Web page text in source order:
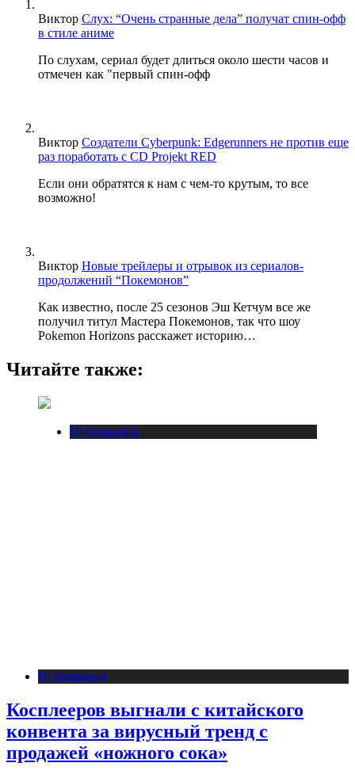
Виктор Слух: “Очень странные дела” получат спин-офф
в стиле аниме
По слухам, сериал будет длиться около шести часов и
отмечен как "первый спин-офф
Виктор Создатели Cyberpunk: Edgerunners не против еще
раз поработать с CD Projekt RED
Если они обратятся к нам с чем-то крутым, то все
возможно!
Виктор Новые трейлеры и отрывок из сериалов-
продолжений “Покемонов”
Как известно, после 25 сезонов Эш Кетчум все же
получил титул Мастера Покемонов, так что шоу
Pokemon Horizons расскажет историю…
Читайте также:
Публикации
Публикации
Косплееров выгнали с китайского
конвента за вирусный тренд с
продажей «ножного сока»